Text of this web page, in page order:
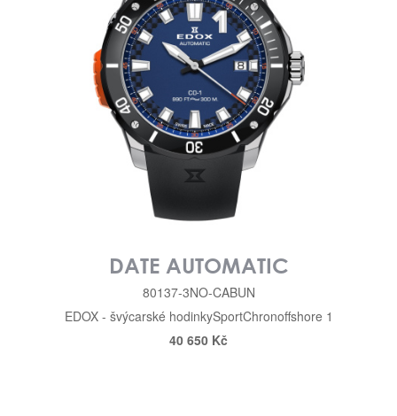
DATE AUTOMATIC
80137-3NO-CABUN
EDOX - švýcarské hodinkySportChronoffshore 1
40 650 Kč